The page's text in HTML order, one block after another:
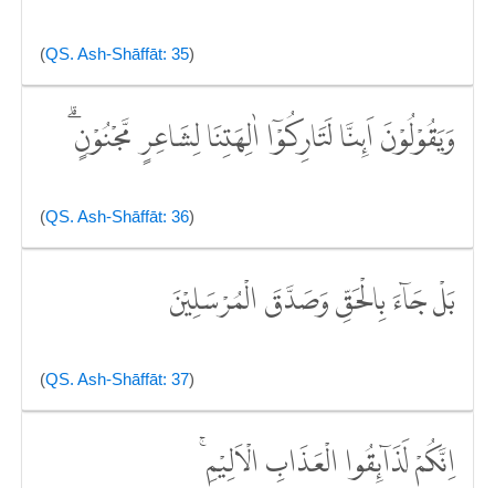
(QS. Ash-Shāffāt: 35)
وَيَقُوْلُوْنَ اَىِٕنَّا لَتَارِكُوْٓا اٰلِهَتِنَا لِشَاعِرٍ مَّجْنُوْنٍ ۗ
(QS. Ash-Shāffāt: 36)
بَلْ جَاۤءَ بِالْحَقِّ وَصَدَّقَ الْمُرْسَلِيْنَ
(QS. Ash-Shāffāt: 37)
اِنَّكُمْ لَذَاۤىِٕقُوا الْعَذَابِ الْاَلِيْمِ ۚ